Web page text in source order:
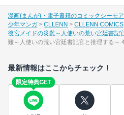
漫画(まんが)・電子書籍のコミックシーモ
少年マンガ
CLLENN CLLENN COMICS
後宮メイドの災難～人使いの荒い宮廷書記
難～人使いの荒い宮廷書記官と推理する～
最新情報はここからチェック！
限定特典GET